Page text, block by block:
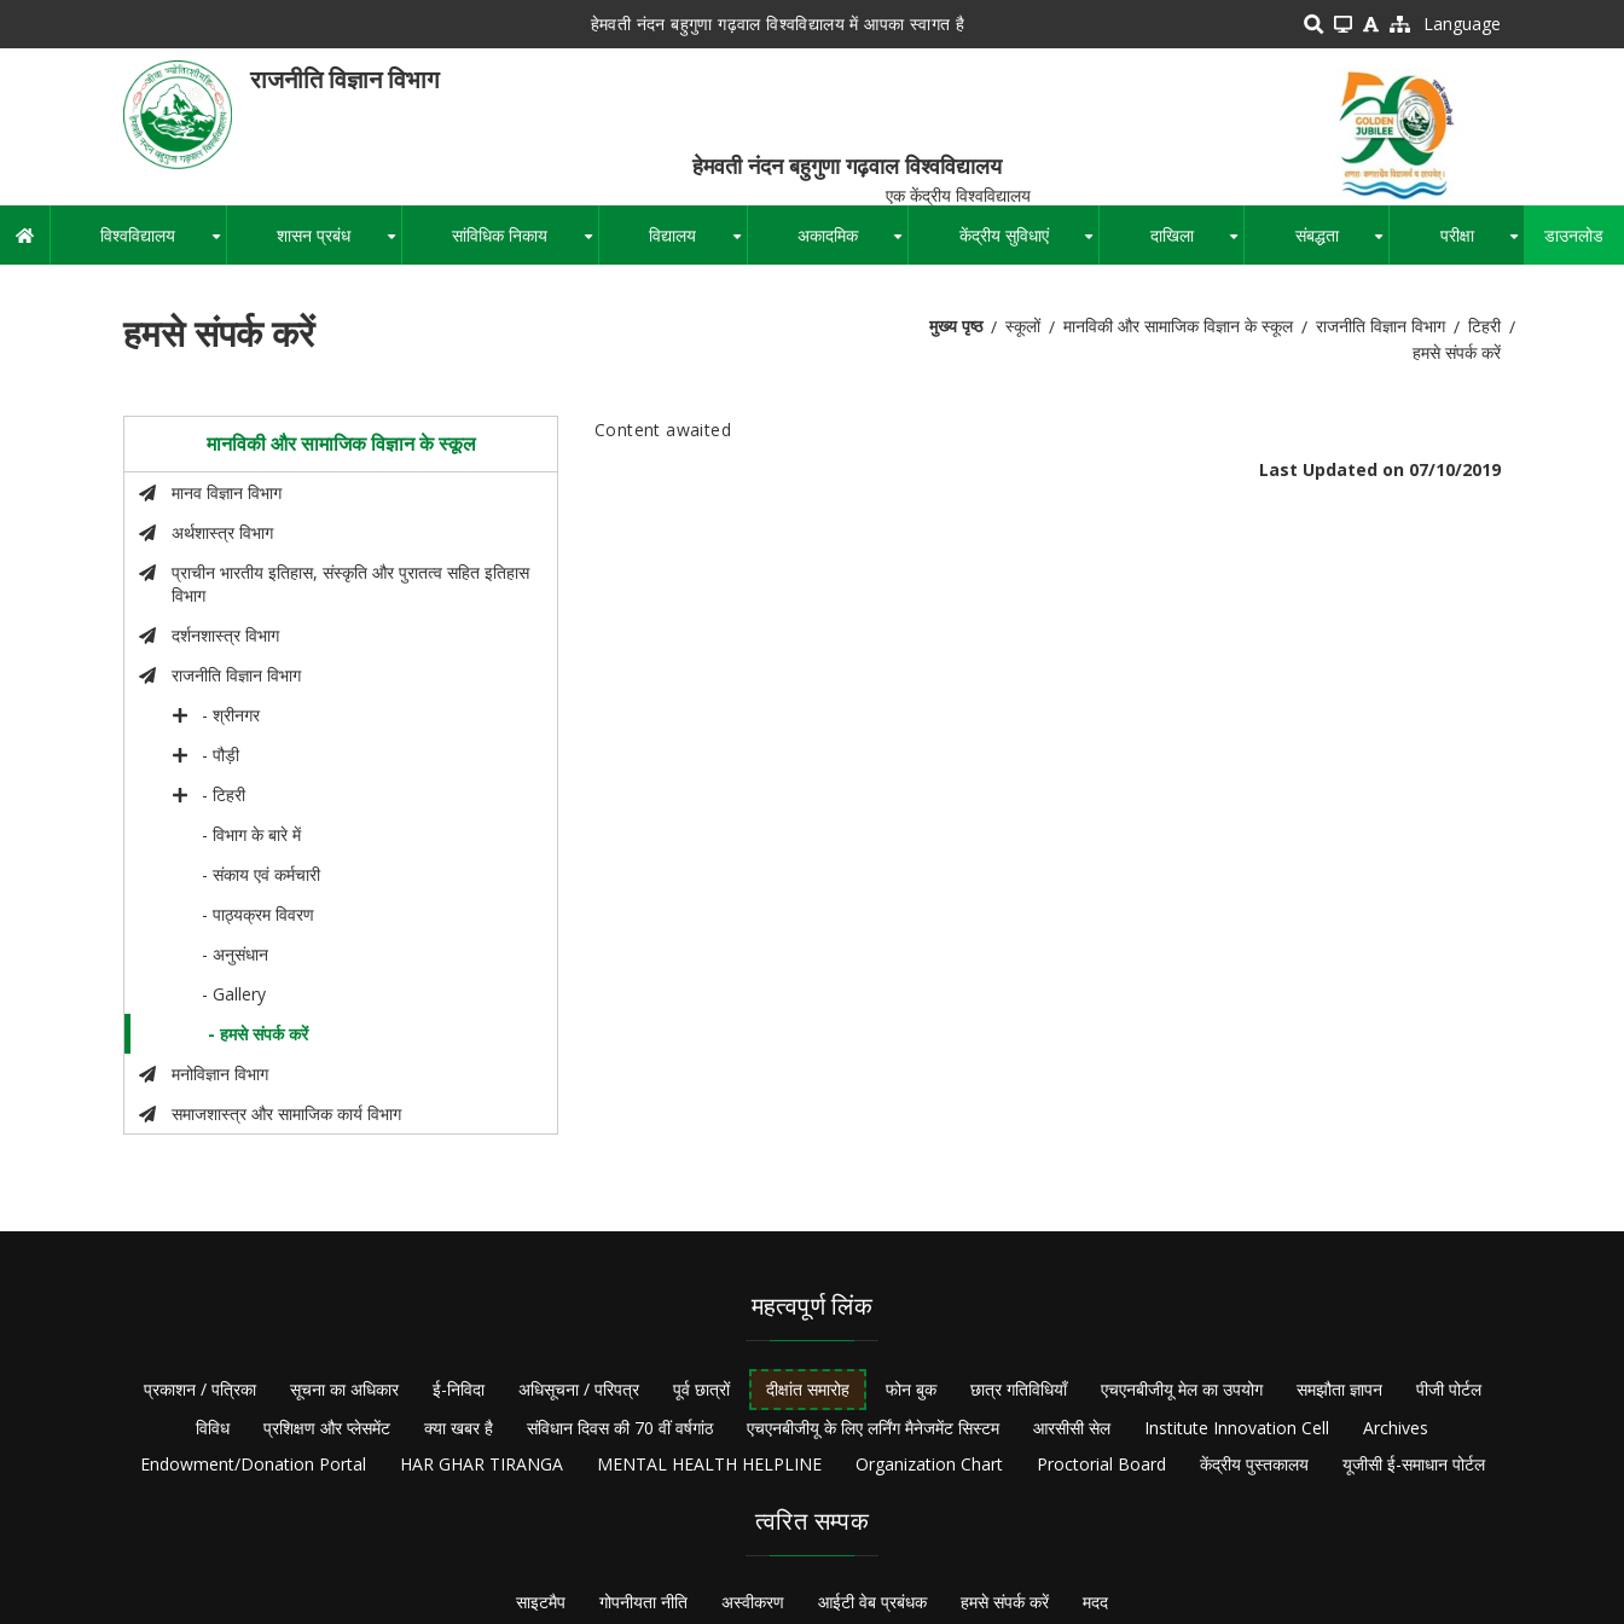
हेमवती नंदन बहुगुणा गढ़वाल विश्वविद्यालय में आपका स्वागत है Language
राजनीति विज्ञान विभाग
हेमवती नंदन बहुगुणा गढ़वाल विश्वविद्यालय
एक केंद्रीय विश्वविद्यालय
मुख्य
नेविगेशन
विश्वविद्यालय शासन प्रबंध सांविधिक निकाय विद्यालय अकादमिक केंद्रीय सुविधाएं दाखिला संबद्धता परीक्षा डाउनलोड
हमसे संपर्क करें मुख्य पृष्ठ स्कूलों मानविकी और सामाजिक विज्ञान के स्कूल राजनीति विज्ञान विभाग
टिहरी
हमसे संपर्क करें
मानविकी और सामाजिक विज्ञान के स्कूल
मानव विज्ञान विभाग
अर्थशास्त्र विभाग
प्राचीन भारतीय इतिहास, संस्कृति और पुरातत्व सहित इतिहास
विभाग
दर्शनशास्त्र विभाग
राजनीति विज्ञान विभाग
- श्रीनगर
- पौड़ी
- टिहरी
- विभाग के बारे में
- संकाय एवं कर्मचारी
- पाठ्यक्रम विवरण
- अनुसंधान
- Gallery
- हमसे संपर्क करें
मनोविज्ञान विभाग
समाजशास्त्र और सामाजिक कार्य विभाग
Content awaited
Last Updated on 07/10/2019
महत्वपूर्ण लिंक
प्रकाशन / पत्रिका सूचना का अधिकार ई-निविदा अधिसूचना / परिपत्र पूर्व छात्रों दीक्षांत समारोह फोन बुक छात्र गतिविधियाँ एचएनबीजीयू मेल का उपयोग समझौता ज्ञापन
पीजी पोर्टल
विविध
प्रशिक्षण और प्लेसमेंट क्या खबर है संविधान दिवस की 70 वीं वर्षगांठ एचएनबीजीयू के लिए लर्निंग मैनेजमेंट सिस्टम आरसीसी सेल Institute Innovation Cell
Archives
Endowment/Donation Portal
HAR GHAR TIRANGA MENTAL HEALTH HELPLINE Organization Chart Proctorial Board केंद्रीय पुस्तकालय यूजीसी ई-समाधान पोर्टल
त्वरित सम्पक
साइटमैप गोपनीयता नीति अस्वीकरण आईटी वेब प्रबंधक हमसे संपर्क करें मदद